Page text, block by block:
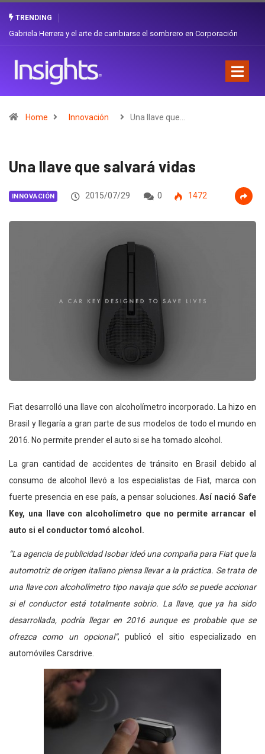
TRENDING
Gabriela Herrera y el arte de cambiarse el sombrero en Corporación
Home Innovación Una llave que…
Una llave que salvará vidas
INNOVACIÓN 2015/07/29 0 1472
Fiat desarrolló una llave con alcoholímetro incorporado. La hizo en
Brasil y llegaría a gran parte de sus modelos de todo el mundo en
2016. No permite prender el auto si se ha tomado alcohol.
La gran cantidad de accidentes de tránsito en Brasil debido al
consumo de alcohol llevó a los especialistas de Fiat, marca con
fuerte presencia en ese país, a pensar soluciones.Así nació Safe
Key, una llave con alcoholímetro que no permite arrancar el
auto si el conductor tomó alcohol.
“La agencia de publicidad Isobar ideó una compaña para Fiat que la
automotriz de origen italiano piensa llevar a la práctica. Se trata de
una llave con alcoholímetro tipo navaja que sólo se puede accionar
si el conductor está totalmente sobrio. La llave, que ya ha sido
desarrollada, podría llegar en 2016 aunque es probable que se
ofrezca como un opcional”, publicó el sitio especializado en
automóviles Carsdrive.